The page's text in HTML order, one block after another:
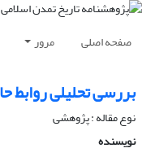
صفحه اصلی مرور
بررسی تحلیلی روابط
نوع مقاله : پژوهشی
نویسنده